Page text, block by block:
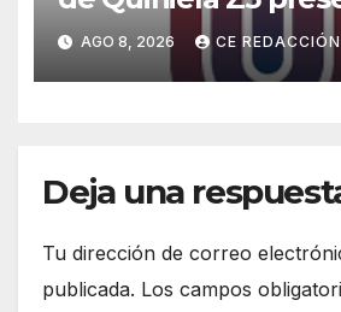
de los sorteos y de la
«Poceada» – Enlace
la INFO – Promos
AGO 8, 2026 CE REDACCIÓN
Deja una
Tu dirección de correo
publicada. Los campos